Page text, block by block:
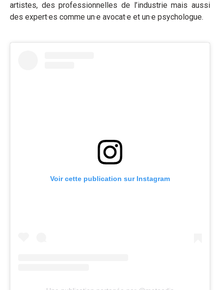
artistes, des professionnelles de l’industrie mais aussi
des expert·es comme un·e avocat·e et un·e psychologue.
Voir cette publication sur Instagram